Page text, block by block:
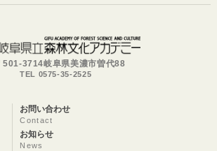
501-3714岐阜県美濃市曽代88
TEL 0575-35-2525
お問い合わせ
Contact
お知らせ
News